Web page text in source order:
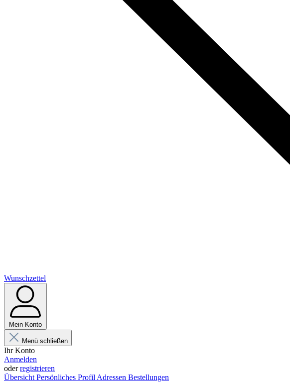
Wunschzettel
Mein Konto
Menü schließen
Ihr Konto
Anmelden
oderregistrieren
Übersicht Persönliches Profil Adressen Bestellungen